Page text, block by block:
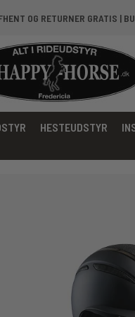
OG RETURNER GRATIS |
HESTEUDSTYR